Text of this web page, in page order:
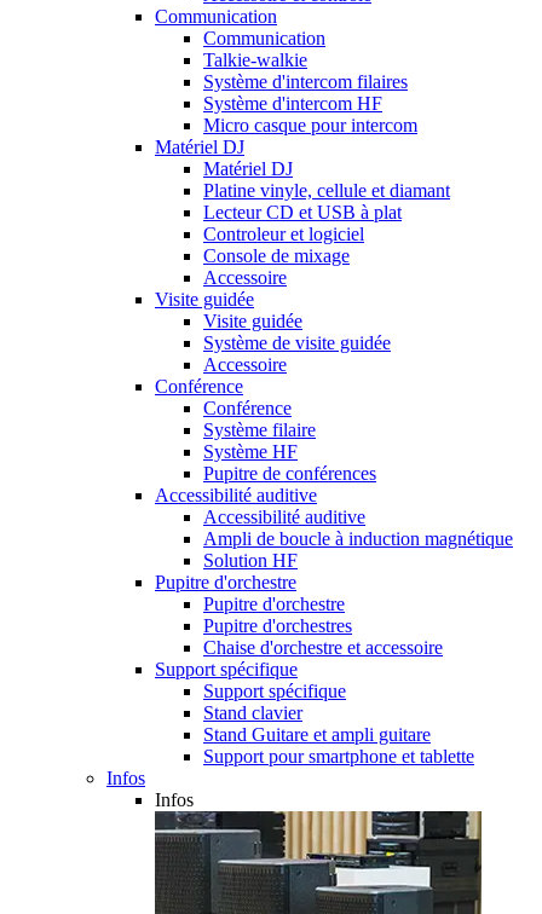
Communication
Communication
Talkie-walkie
Système d'intercom filaires
Système d'intercom HF
Micro casque pour intercom
Matériel DJ
Matériel DJ
Platine vinyle, cellule et diamant
Lecteur CD et USB à plat
Controleur et logiciel
Console de mixage
Accessoire
Visite guidée
Visite guidée
Système de visite guidée
Accessoire
Conférence
Conférence
Système filaire
Système HF
Pupitre de conférences
Accessibilité auditive
Accessibilité auditive
Ampli de boucle à induction magnétique
Solution HF
Pupitre d'orchestre
Pupitre d'orchestre
Pupitre d'orchestres
Chaise d'orchestre et accessoire
Support spécifique
Support spécifique
Stand clavier
Stand Guitare et ampli guitare
Support pour smartphone et tablette
Infos
Infos